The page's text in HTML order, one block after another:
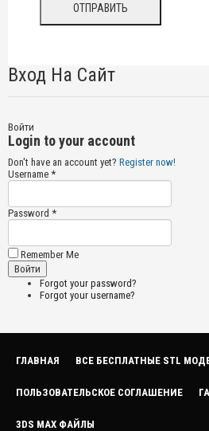
Вход На Сайт
Войти
Login to your account
Don't have an account yet? Register now!
Username *
Password *
Remember Me
Forgot your password?
Forgot your username?
ГЛАВНАЯ ВСЕ БЕСПЛАТНЫЕ STL
ПОЛЬЗОВАТЕЛЬСКОЕ СОГЛАШЕНИЕ
3DS MAX ФАЙЛЫ